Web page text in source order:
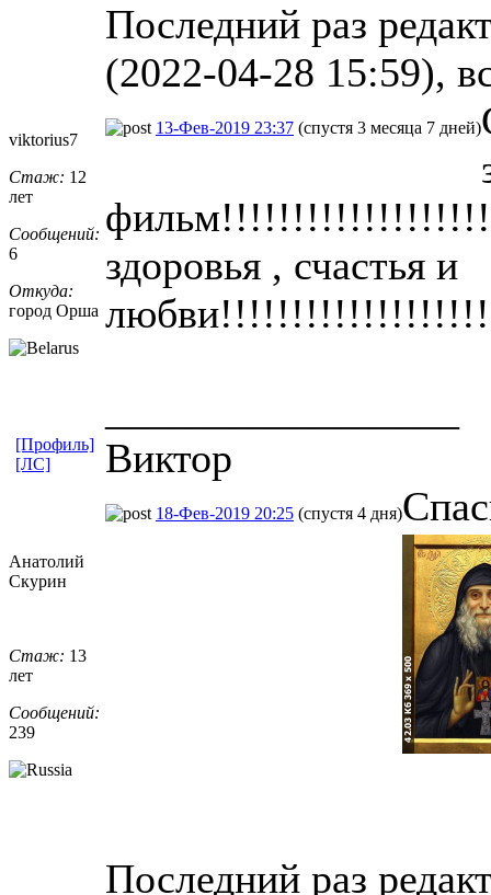
Последний раз
(2022-04-28 15:59),
viktorius7
Стаж: 12
лет
Сообщений:
6
Откуда:
город Орша
13-Фев-2019 23:37 (спустя 3 месяца 7 дней)
здоровья , счастья и
Виктор
[Профиль]
[ЛС]
Анатолий
Скурин
Стаж: 13
лет
Сообщений:
239
18-Фев-2019 20:25 (спустя 4 дня)
Последний раз